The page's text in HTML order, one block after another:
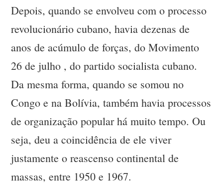
Depois, quando se envolveu com o processo
revolucionário cubano, havia dezenas de
anos de acúmulo de forças, do Movimento
26 de julho , do partido socialista cubano.
Da mesma forma, quando se somou no
Congo e na Bolívia, também havia processos
de organização popular há muito tempo. Ou
seja, deu a coincidência de ele viver
justamente o reascenso continental de
massas, entre 1950 e 1967.